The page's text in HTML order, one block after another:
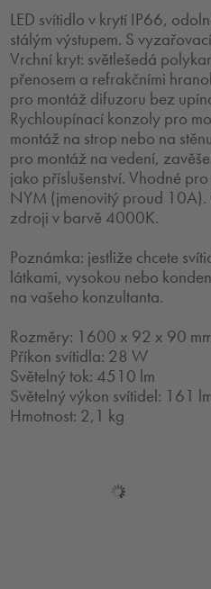
LED svítidlo v krytí IP66,
stálým výstupem. S
Vrchní kryt: světlešedá
přenosem a refrakčními
pro montáž difuzoru bez
Rychloupínací konzoly pro
montáž na strop nebo na
pro montáž na vedení,
jako příslušenství. Vhodné
NYM (jmenovitý proud
zdroji v barvě 4000K.
Poznámka: jestliže chcete
látkami, vysokou nebo
na vašeho konzultanta.
Rozměry: 1600 x 92 x 90
Příkon svítidla: 28 W
Světelný tok: 4510 lm
Světelný výkon svítidel: 161
Hmotnost: 2,1 kg